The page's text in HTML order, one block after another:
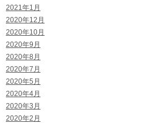
2021年1月
2020年12月
2020年10月
2020年9月
2020年8月
2020年7月
2020年5月
2020年4月
2020年3月
2020年2月